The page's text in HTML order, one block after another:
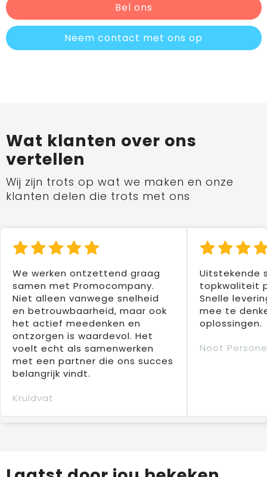
Bel ons
Neem contact met ons op
Wat klanten over ons
vertellen
Wij zijn trots op wat we maken en onze
klanten delen die trots met ons
We werken ontzettend graag
samen met Promocompany.
Niet alleen vanwege snelheid
en betrouwbaarheid, maar ook
het actief meedenken en
ontzorgen is waardevol. Het
voelt echt als samenwerken
met een partner die ons succes
belangrijk vindt.
Kruidvat
Uitstekende
topkwaliteit
Snelle
mee te
oplossingen.
Noot